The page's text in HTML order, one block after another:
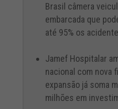
Brasil câmera
embarcada que
até 95% os
Jamef Hospitalar
nacional com nova
expansão já soma
milhões em